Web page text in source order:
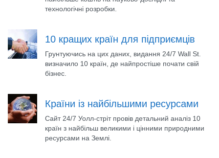
технологічні розробки.
10 кращих країн для підприємців
Грунтуючись на цих даних, видання 24/7 Wall St.
визначило 10 країн, де найпростіше почати свій
бізнес.
Країни із найбільшими ресурсами
Сайт 24/7 Уолл-стріт провів детальний аналіз 10
країн з найбільш великими і цінними природними
ресурсами на Землі.